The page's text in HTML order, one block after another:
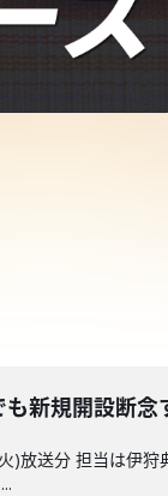
新規開設断念
)放送分 担当は伊